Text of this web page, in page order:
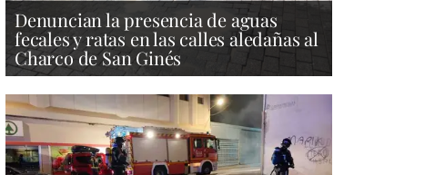
Denuncian la presencia de aguas
fecales y ratas en las calles aledañas al
Charco de San Ginés